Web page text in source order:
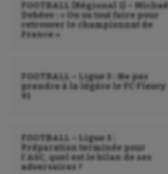
FOOTBALL (Régional 1) – Michaël
Debève : « On va tout faire pour
retrouver le championnat de
France »
FOOTBALL – Ligue 3 : Ne pas
prendre à la légère le FC Fleury
91
FOOTBALL – Ligue 3 :
Préparation terminée pour
l’ASC, quel est le bilan de ses
adversaires ?